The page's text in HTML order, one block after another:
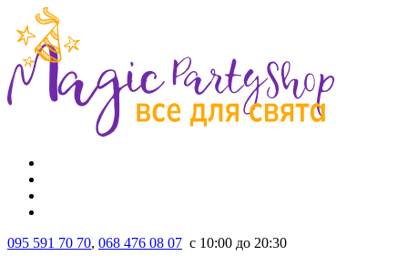
095 591 70 70, 068 476 08 07 с 10:00 до 20:30